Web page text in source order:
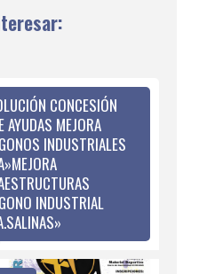
CONCESIÓN
AYUDAS MEJORA
INDUSTRIALES
INDUSTRIAL